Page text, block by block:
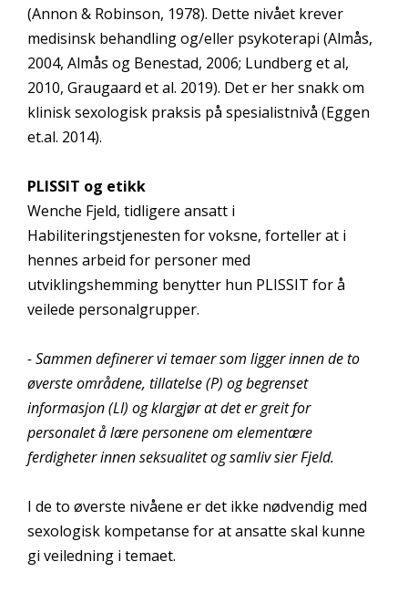
(Annon & Robinson, 1978). Dette nivået krever
medisinsk behandling og/eller psykoterapi (Almås,
2004, Almås og Benestad, 2006; Lundberg et al,
2010, Graugaard et al. 2019). Det er her snakk om
klinisk sexologisk praksis på spesialistnivå (Eggen
et.al. 2014).
PLISSIT og etikk
Wenche Fjeld, tidligere ansatt i
Habiliteringstjenesten for voksne, forteller at i
hennes arbeid for personer med
utviklingshemming benytter hun PLISSIT for å
veilede personalgrupper.
- Sammen definerer vi temaer som ligger innen de to
øverste områdene, tillatelse (P) og begrenset
informasjon (LI) og klargjør at det er greit for
personalet å lære personene om elementære
ferdigheter innen seksualitet og samliv sier Fjeld.
I de to øverste nivåene er det ikke nødvendig med
sexologisk kompetanse for at ansatte skal kunne
gi veiledning i temaet.